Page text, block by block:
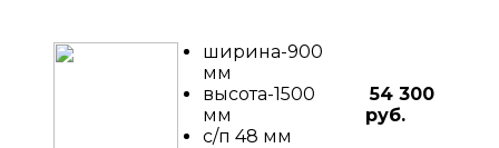
ширина-900
мм
высота-1500
мм
с/п 48 мм
54 300
руб.